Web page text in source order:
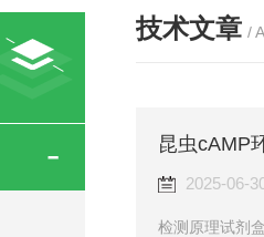
技术文章 /
昆虫cAMP
2025-06-
检测原理试剂